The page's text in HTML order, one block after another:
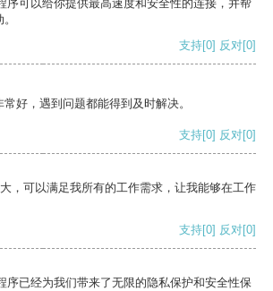
序可以给你提供最高速度和安全性的连接，并帮
支持[0] 反对[0]
好，遇到问题都能得到及时解决。
支持[0] 反对[0]
，可以满足我所有的工作需求，让我能够在工作
支持[0] 反对[0]
序已经为我们带来了无限的隐私保护和安全性保